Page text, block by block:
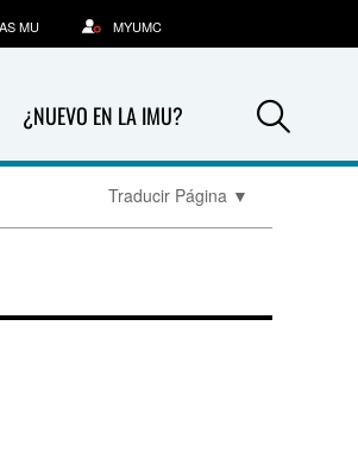
¿NUEVO EN LA IMU?
MU MYUMC
Traducir Página ▼